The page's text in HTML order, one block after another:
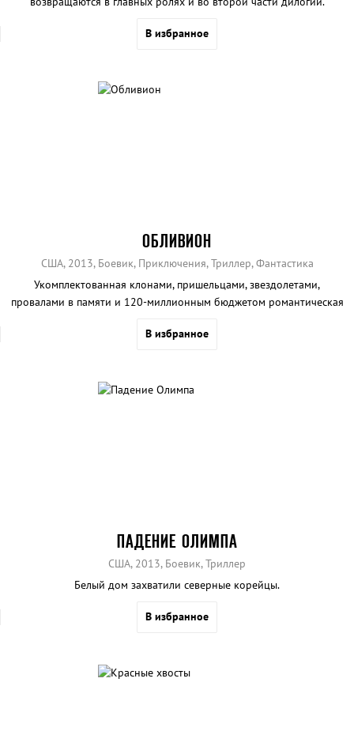
В избранное
ОБЛИВИОН
США, 2013, Боевик, Приключения, Триллер, Фантастика
Укомплектованная клонами, пришельцами, звездолетами,
провалами в памяти и 120-миллионным бюджетом романтическая
В избранное
ПАДЕНИЕ ОЛИМПА
США, 2013, Боевик, Триллер
Белый дом захватили северные корейцы.
В избранное